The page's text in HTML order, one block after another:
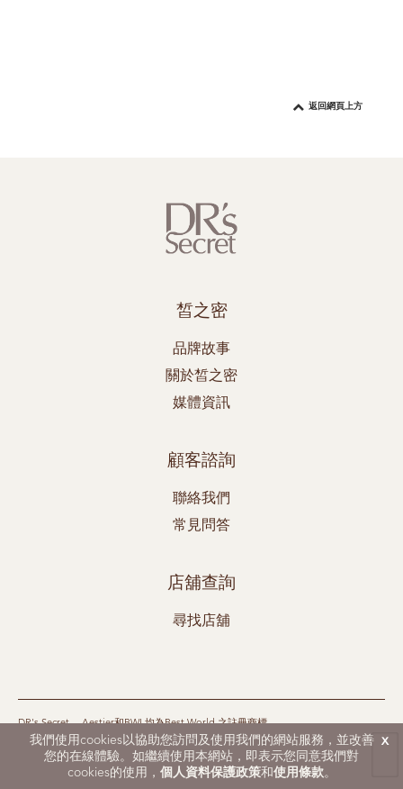
返回網頁上方
皙之密
品牌故事
關於皙之密
媒體資訊
顧客諮詢
聯絡我們
常見問答
店舖查詢
尋找店舖
DR's Secret、 Aestier和BWL均為Best World 之註冊商標。
© 2026 Best World. 保留所有權利。
本頁僅適用於新西蘭市場
個人資料保護政策| 網站地圖
我們使用cookies以協助您訪問及使用我們的網站服務，並改善
您的在線體驗。如繼續使用本網站，即表示您同意我們對
cookies的使用， 個人資料保護政策和使用條款。
x